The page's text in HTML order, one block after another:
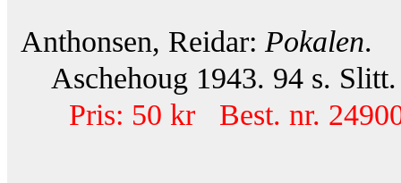
Anthonsen, Reidar: Pokalen.
Aschehoug 1943. 94 s. Slitt.
Pris: 50 kr Best. nr.